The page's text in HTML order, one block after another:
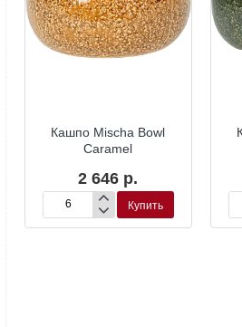
Кашпо Mischa Bowl
Caramel
2 646 р.
Кашпо
Mischa
Купить